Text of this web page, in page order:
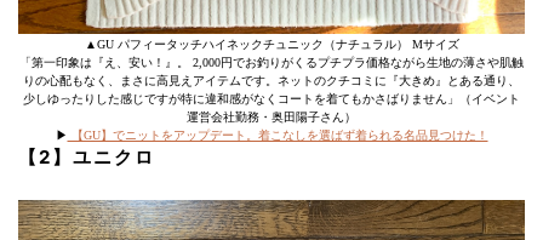
▲GU パフィータッチハイネックチュニック（ナチュラル） Mサイズ
「第一印象は『え、安い！』。 2,000円でお釣りがくるプチプラ価格ながら生地の薄さや肌触
りの心配もなく、まさに高見えアイテムです。ネットのクチコミに『大きめ』とある通り、
少しゆったりした感じですが特に違和感がなくコートを着てもかさばりません」（イベント
運営会社勤務・奥田陽子さん）
▶︎
【GU】でニットをアップデート。着こなしを選ばず着られる名品見つけた！
【2】ユニクロ